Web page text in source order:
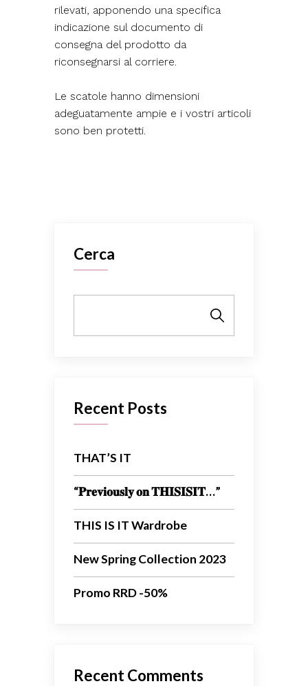
rilevati, apponendo una specifica
indicazione sul documento di
consegna del prodotto da
riconsegnarsi al corriere.
Le scatole hanno dimensioni
adeguatamente ampie e i vostri articoli
sono ben protetti.
Cerca
Cerca
Recent Posts
THAT’S IT
“𝐏𝐫𝐞𝐯𝐢𝐨𝐮𝐬𝐥𝐲 𝐨𝐧 𝐓𝐇𝐈𝐒𝐈𝐒𝐈𝐓…”
THIS IS IT Wardrobe
New Spring Collection 2023
Promo RRD -50%
Recent Comments